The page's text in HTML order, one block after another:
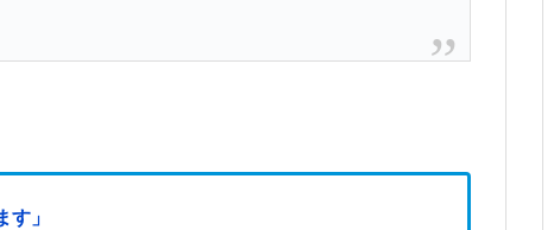
」